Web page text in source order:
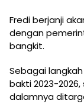
Fredi berjanji
dengan
bangkit.
Sebagai
bakti 2023-
dalamnya